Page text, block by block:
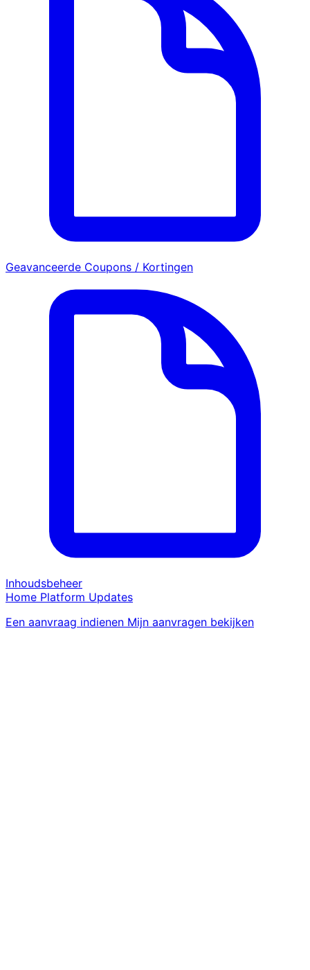
Geavanceerde Coupons / Kortingen
Inhoudsbeheer
Home Platform Updates
Een aanvraag indienen Mijn aanvragen bekijken